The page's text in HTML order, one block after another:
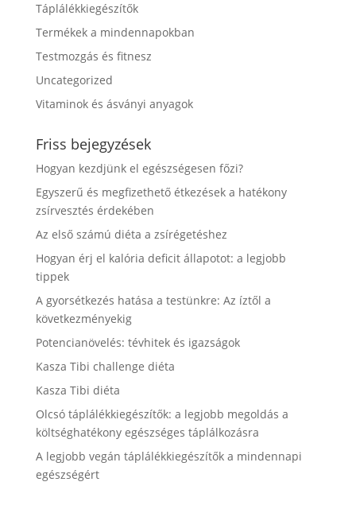
Táplálékkiegészítők
Termékek a mindennapokban
Testmozgás és fitnesz
Uncategorized
Vitaminok és ásványi anyagok
Friss bejegyzések
Hogyan kezdjünk el egészségesen főzi?
Egyszerű és megfizethető étkezések a hatékony
zsírvesztés érdekében
Az első számú diéta a zsírégetéshez
Hogyan érj el kalória deficit állapotot: a legjobb
tippek
A gyorsétkezés hatása a testünkre: Az íztől a
következményekig
Potencianövelés: tévhitek és igazságok
Kasza Tibi challenge diéta
Kasza Tibi diéta
Olcsó táplálékkiegészítők: a legjobb megoldás a
költséghatékony egészséges táplálkozásra
A legjobb vegán táplálékkiegészítők a mindennapi
egészségért